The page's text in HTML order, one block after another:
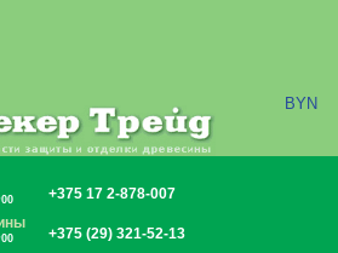
BYN
00
00
+375 17 2-878-007
+375 (29) 321-52-13